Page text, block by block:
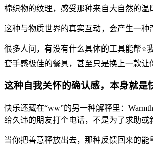
棉织物的纹理，感受那种来自大自然的温
这种与物质世界的真实互动，会产生一
很多人问，有没有什么具体的工具能帮
套手感极佳的餐具，甚至只是换上一款让
这种自我关怀的确认感，本身就是
快乐还藏在“ww”的另一种解释里：
给久违的朋友打个电话，不是为了求助或
当你把善意释放出去，那种反馈回来的能